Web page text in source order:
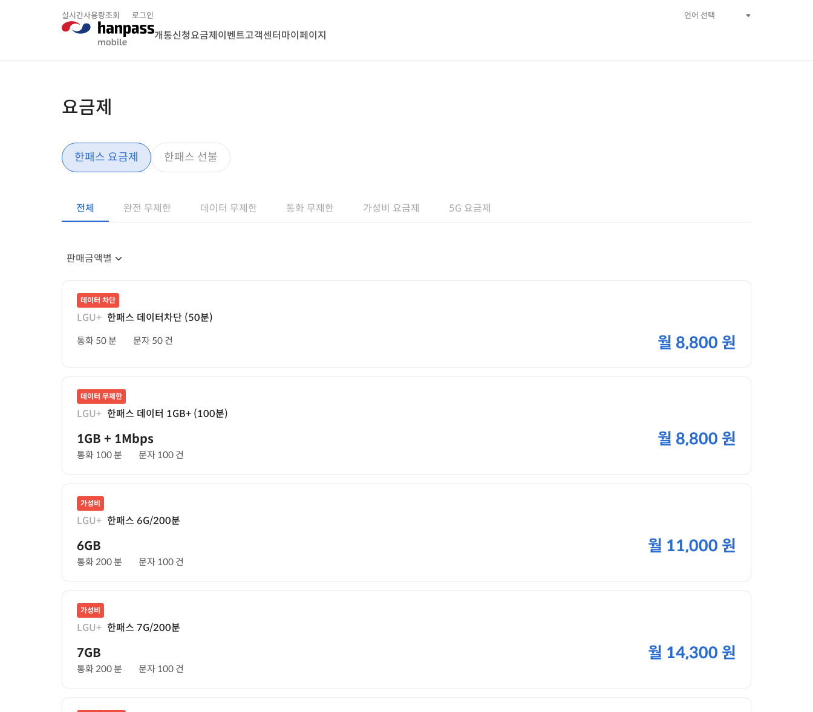
실시간사용량조회 로그인
개통신청요금제 이벤트고객센터마이페이지
요금제
한패스 요금제 한패스 선불
전체 완전 무제한 데이터 무제한 통화 무제한 가성비 요금제 5G 요금제
데이터 차단
LGU+ 한패스 데이터차단 (50분)
통화 50 분 문자 50 건 월 8,800 원
데이터 무제한
LGU+ 한패스 데이터 1GB+ (100분)
1GB + 1Mbps
통화 100 분 문자 100 건
월 8,800 원
가성비
LGU+ 한패스 6G/200분
6GB
통화 200 분 문자 100 건
월 11,000 원
가성비
LGU+ 한패스 7G/200분
7GB
통화 200 분 문자 100 건
월 14,300 원